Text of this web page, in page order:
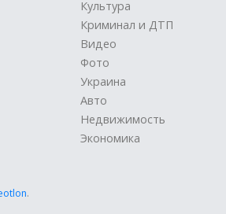
Культура
Криминал и ДТП
Видео
Фото
Украина
Авто
Недвижимость
Экономика
.